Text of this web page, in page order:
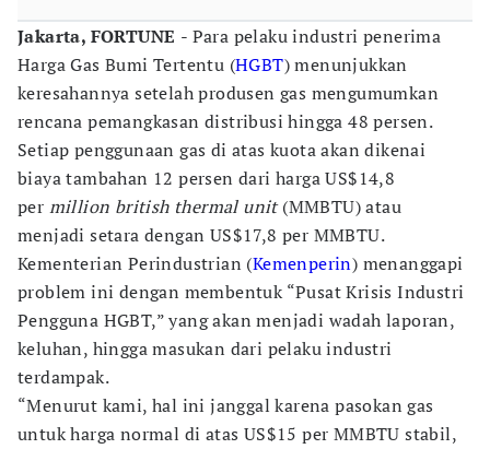
Jakarta, FORTUNE - Para pelaku industri penerima
Harga Gas Bumi Tertentu (HGBT) menunjukkan
keresahannya setelah produsen gas mengumumkan
rencana pemangkasan distribusi hingga 48 persen.
Setiap penggunaan gas di atas kuota akan dikenai
biaya tambahan 12 persen dari harga US$14,8
per million british thermal unit(MMBTU) atau
menjadi setara dengan US$17,8 per MMBTU.
Kementerian Perindustrian (Kemenperin) menanggapi
problem ini dengan membentuk “Pusat Krisis Industri
Pengguna HGBT,” yang akan menjadi wadah laporan,
keluhan, hingga masukan dari pelaku industri
terdampak.
“Menurut kami, hal ini janggal karena pasokan gas
untuk harga normal di atas US$15 per MMBTU stabil,